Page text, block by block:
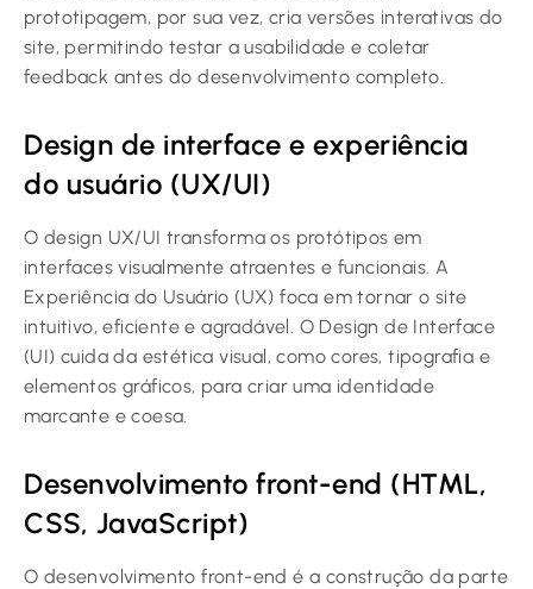
prototipagem, por sua vez, cria versões interativas do
site, permitindo testar a usabilidade e coletar
feedback antes do desenvolvimento completo.
Design de interface e experiência
do usuário (UX/UI)
O design UX/UI transforma os protótipos em
interfaces visualmente atraentes e funcionais. A
Experiência do Usuário (UX) foca em tornar o site
intuitivo, eficiente e agradável. O Design de Interface
(UI) cuida da estética visual, como cores, tipografia e
elementos gráficos, para criar uma identidade
marcante e coesa.
Desenvolvimento front-end (HTML,
CSS, JavaScript)
O desenvolvimento front-end é a construção da parte